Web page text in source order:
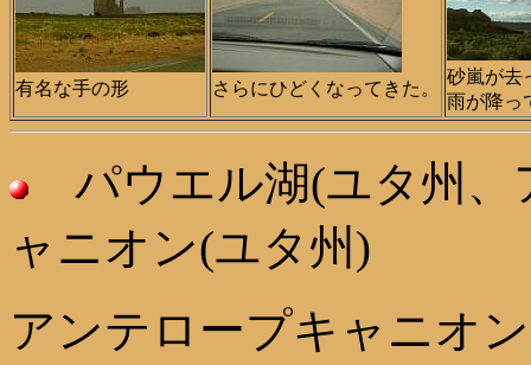
有名な手の形 さらにひどくなってきた。
砂嵐が去
雨が降っ
パウエル湖(ユタ州、
ャニオン(ユタ州)
アンテロープキャニオ